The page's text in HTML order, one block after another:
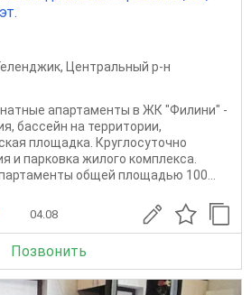
, Центральный р-н
апартаменты в ЖК "Филини" -
бассейн на территории,
площадка. Круглосуточно
и парковка жилого комплекса.
общей площадью 100...
04.08
Позвонить